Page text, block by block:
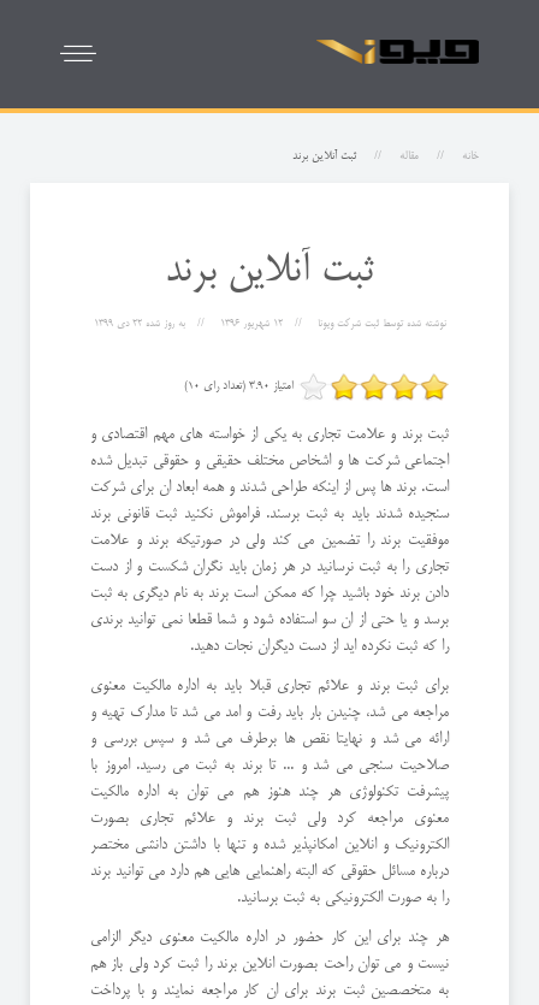
خانه مقاله ثبت آنلاین برند
ثبت آنلاین برند
نوشته شده توسطثبت شرکت ویونا 12 شهریور 1396 به روز شده22 دی 1399
امتیاز 3.90 (تعداد رای 10)
ثبت برند و علامت تجاری به یکی از خواسته های مهم اقتصادی و
اجتماعی شرکت ها و اشخاص مختلف حقیقی و حقوقی تبدیل شده
است. برند ها پس از اینکه طراحی شدند و همه ابعاد ان برای شرکت
سنجیده شدند باید به ثبت برسند. فراموش نکنید ثبت قانونی برند
موفقیت برند را تضمین می کند ولی در صورتیکه برند و علامت
تجاری را به ثبت نرسانید در هر زمان باید نگران شکست و از دست
دادن برند خود باشید چرا که ممکن است برند به نام دیگری به ثبت
برسد و یا حتی از ان سو استفاده شود و شما قطعا نمی توانید برندی
را که ثبت نکرده اید از دست دیگران نجات دهید.
برای ثبت برند و علائم تجاری قبلا باید به اداره مالکیت معنوی
مراجعه می شد، چنیدن بار باید رفت و امد می شد تا مدارک تهیه و
ارائه می شد و نهایتا نقص ها برطرف می شد و سپس بررسی و
صلاحیت سنجی می شد و ... تا برند به ثبت می رسید. امروز با
پیشرفت تکنولوژی هر چند هنوز هم می توان به اداره مالکیت
معنوی مراجعه کرد ولی ثبت برند و علائم تجاری بصورت
الکترونیک و انلاین امکانپذیر شده و تنها با داشتن دانشی مختصر
درباره مسائل حقوقی که البته راهنمایی هایی هم دارد می توانید برند
را به صورت الکترونیکی به ثبت برسانید.
هر چند برای این کار حضور در اداره مالکیت معنوی دیگر الزامی
نیست و می توان راحت بصورت انلاین برند را ثبت کرد ولی باز هم
به متخصصین ثبت برند برای ان کار مراجعه نمایند و با پرداخت